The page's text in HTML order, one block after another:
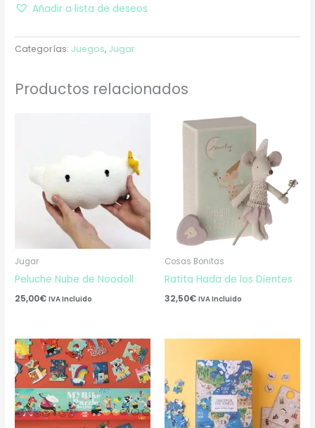
Añadir a lista de deseos
Categorías: Juegos, Jugar
Productos relacionados
Jugar
Peluche Nube de Noodoll
25,00€ IVA Incluido
Cosas Bonitas
Ratita Hada de los Dientes
32,50€ IVA Incluido